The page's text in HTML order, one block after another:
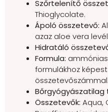
Szőrtelenítő
Thioglycolate.
Ápoló összetevő:
azaz aloe vera
Hidratáló
Formula:
formulákhoz
összetevőszámmal.
Bőrgyógyászatilag
Összetevők: Aqua,